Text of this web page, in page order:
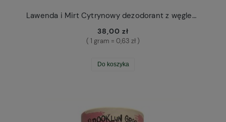
Lawenda i Mirt Cytrynowy dezodorant z węglem w sztyfcie Brooklyn Groove
38,00 zł
( 1 gram = 0,63 zł )
Do koszyka